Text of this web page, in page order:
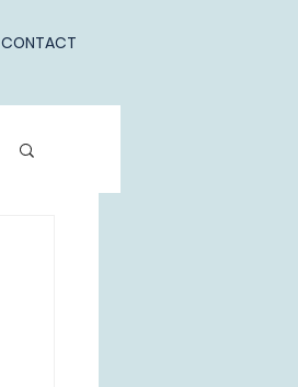
CONTACT